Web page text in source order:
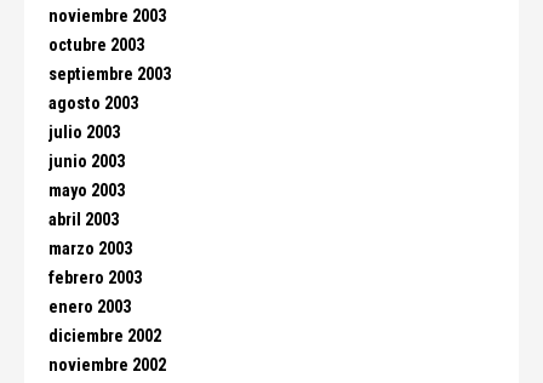
noviembre 2003
octubre 2003
septiembre 2003
agosto 2003
julio 2003
junio 2003
mayo 2003
abril 2003
marzo 2003
febrero 2003
enero 2003
diciembre 2002
noviembre 2002